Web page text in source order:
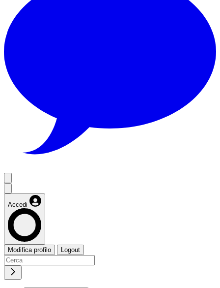
Accedi
Modifica profilo Logout